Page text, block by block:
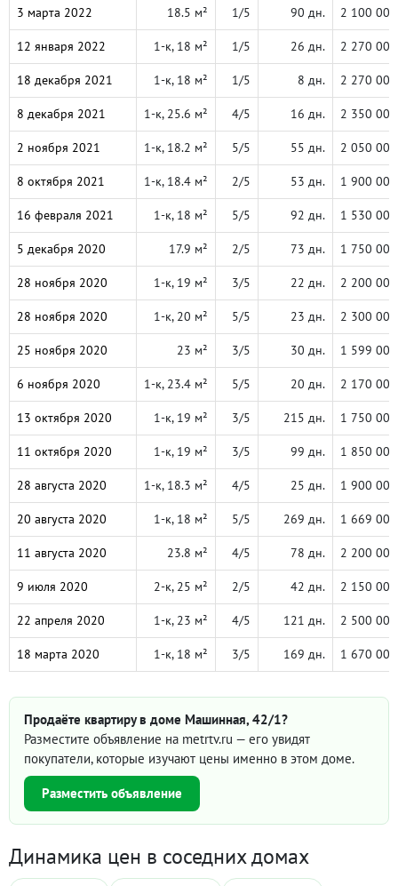
3 марта 2022 18.5 м² 1/5 90 дн. 2 100 000
12 января 2022 1-к, 18 м² 1/5 26 дн. 2 270 000
18 декабря 2021 1-к, 18 м² 1/5 8 дн. 2 270 000
8 декабря 2021 1-к, 25.6 м² 4/5 16 дн. 2 350 000
2 ноября 2021 1-к, 18.2 м² 5/5 55 дн. 2 050 000
8 октября 2021 1-к, 18.4 м² 2/5 53 дн. 1 900 000
16 февраля 2021 1-к, 18 м² 5/5 92 дн. 1 530 000
5 декабря 2020 17.9 м² 2/5 73 дн. 1 750 000
28 ноября 2020 1-к, 19 м² 3/5 22 дн. 2 200 000
28 ноября 2020 1-к, 20 м² 5/5 23 дн. 2 300 000
25 ноября 2020 23 м² 3/5 30 дн. 1 599 000
6 ноября 2020 1-к, 23.4 м² 5/5 20 дн. 2 170 000
13 октября 2020 1-к, 19 м² 3/5 215 дн. 1 750 000
11 октября 2020 1-к, 19 м² 3/5 99 дн. 1 850 000
28 августа 2020 1-к, 18.3 м² 4/5 25 дн. 1 900 000
20 августа 2020 1-к, 18 м² 5/5 269 дн. 1 669 000
11 августа 2020 23.8 м² 4/5 78 дн. 2 200 000
9 июля 2020 2-к, 25 м² 2/5 42 дн. 2 150 000
22 апреля 2020 1-к, 23 м² 4/5 121 дн. 2 500 000
18 марта 2020 1-к, 18 м² 3/5 169 дн. 1 670 000
Продаёте квартиру в доме Машинная, 42/1?
Разместите объявление на metrtv.ru — его увидят
покупатели, которые изучают цены именно в этом доме.
Разместить объявление
Динамика цен в соседних домах